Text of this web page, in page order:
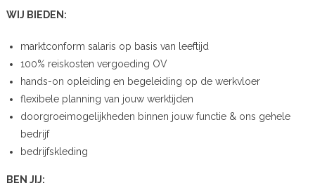
WIJ BIEDEN:
marktconform salaris op basis van leeftijd
100% reiskosten vergoeding OV
hands-on opleiding en begeleiding op de werkvloer
flexibele planning van jouw werktijden
doorgroeimogelijkheden binnen jouw functie & ons gehele
bedrijf
bedrijfskleding
BEN JIJ: